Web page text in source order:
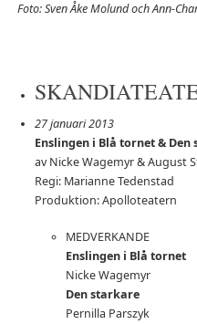
Foto: Sven Åke Molund och Ann-
27 januari 2013
Enslingen i Blå tornet & Den
av Nicke Wagemyr & August
Regi: Marianne Tedenstad
Produktion: Apolloteatern
MEDVERKANDE
Enslingen i Blå tornet
Nicke Wagemyr
Den starkare
Pernilla Parszyk